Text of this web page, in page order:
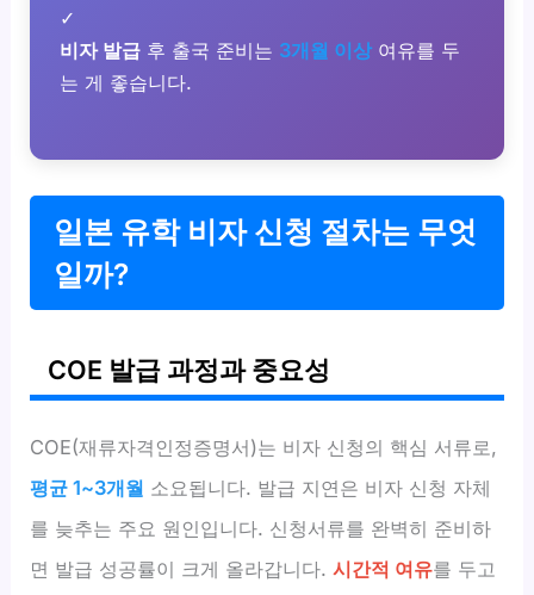
✓
비자 발급 후 출국 준비는 3개월 이상 여유를 두
는 게 좋습니다.
일본 유학 비자 신청 절차는 무엇
일까?
COE 발급 과정과 중요성
COE(재류자격인정증명서)는 비자 신청의 핵심 서류로,
평균 1~3개월 소요됩니다. 발급 지연은 비자 신청 자체
를 늦추는 주요 원인입니다. 신청서류를 완벽히 준비하
면 발급 성공률이 크게 올라갑니다.시간적 여유를 두고